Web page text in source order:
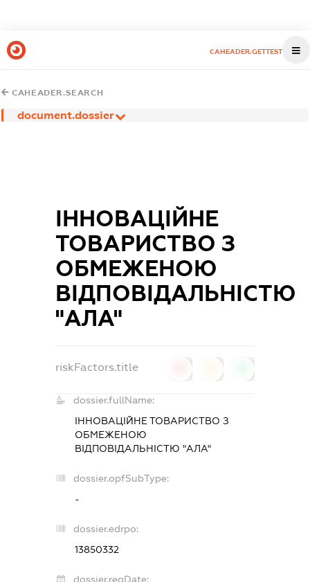
CAHEADER.GETTEST
CAHEADER.SEARCH
document.dossier
ІННОВАЦІЙНЕ
ТОВАРИСТВО З
ОБМЕЖЕНОЮ
ВІДПОВІДАЛЬНІСТЮ
"АЛА"
riskFactors.title
dossier.fullName:
ІННОВАЦІЙНЕ ТОВАРИСТВО З
ОБМЕЖЕНОЮ
ВІДПОВІДАЛЬНІСТЮ "АЛА"
dossier.opfSubType:
-
dossier.edrpo:
13850332
dossier.regDate: